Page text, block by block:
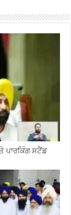
ਪਾਰਕਿੰਗ ਸਟੈਂਡ